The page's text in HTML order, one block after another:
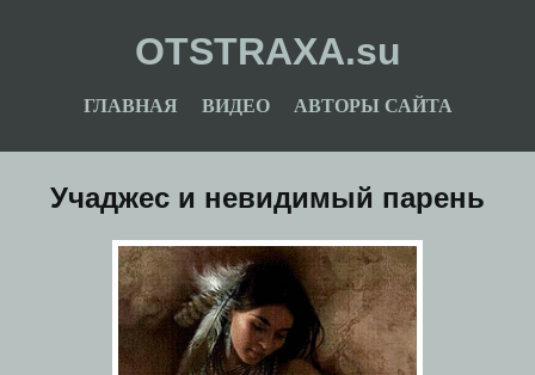
OTSTRAXA.su
ГЛАВНАЯ ВИДЕО АВТОРЫ САЙТА
Учаджес и невидимый парень